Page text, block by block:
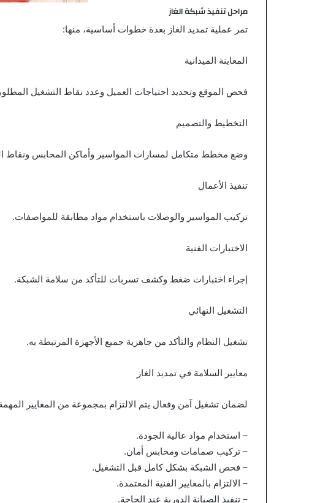
مراحل تنفيذ شبكة الغاز
تمر عملية تمديد الغاز بعدة خطوات أساسية، منها:
المعاينة الميدانية
فحص الموقع وتحديد احتياجات العميل وعدد نقاط التشغيل
التخطيط والتصميم
وضع مخطط متكامل لمسارات المواسير وأماكن المحابس ونقاط
تنفيذ الأعمال
تركيب المواسير والوصلات باستخدام مواد مطابقة للمواصفات.
الاختبارات الفنية
إجراء اختبارات ضغط وكشف تسربات للتأكد من سلامة الشبكة.
التشغيل النهائي
تشغيل النظام والتأكد من جاهزية جميع الأجهزة المرتبطة به.
معايير السلامة في تمديد الغاز
لضمان تشغيل آمن وفعال يتم الالتزام بمجموعة من المعايير
– استخدام مواد عالية الجودة.
– تركيب صمامات ومحابس أمان.
– فحص الشبكة بشكل كامل قبل التشغيل.
– الالتزام بالمعايير الفنية المعتمدة.
– تنفيذ الصيانة الدورية عند الحاجة.